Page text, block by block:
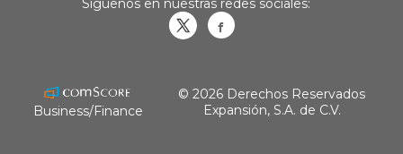
Síguenos en nuestras redes sociales:
Business/Finance
© 2026 Derechos Reservados
Expansión, S.A. de C.V.